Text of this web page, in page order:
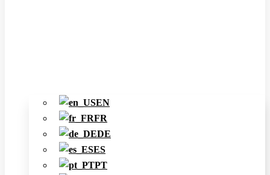
EN
FR
DE
ES
PT